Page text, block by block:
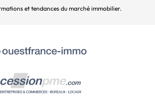
et tendances du marché immobilier.